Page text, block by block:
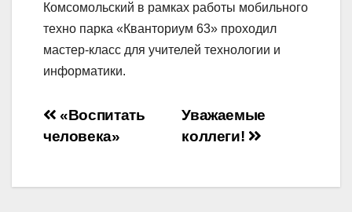
Комсомольский в рамках работы мобильного
техно парка «Кванториум 63» проходил
мастер-класс для учителей технологии и
информатики.
Навигация
записям
Уважаемые
коллеги!
«Воспитать
человека»